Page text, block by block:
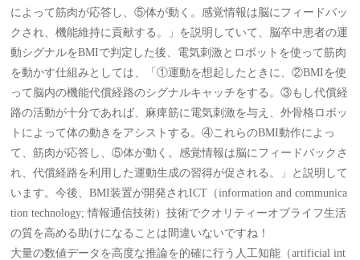
によって筋肉が応答し、⑤体が動く。感覚情報は脳にフィードバッ
クされ、機能維持に貢献する。」を説明していて、脳卒中患者の運
動シグナルをBMIで判定した後、電気刺激とロボットを使って筋肉
を動かす仕組みとしては、「①運動を想起したときに、②BMIを使
って脳内の機能代償経路のシグナルキャッチをする。③もし代償経
路の活動が十分であれば、麻痺筋に電気刺激を与え、外骨格ロボッ
トによって体の動きをアシストする。④これらのBMI動作によっ
て、筋肉が応答し、⑤体が動く。感覚情報は脳にフィードバックさ
れ、代償経路を利用した運動生成の習得が促される。」と説明して
います。今後、BMI装置が開発されICT（information and communica
tion technology; 情報通信技術）技術でクオリティーオブライフ生活
の質を高める助けになることは間違いないですね！
大量の数値データを高度な推論を的確に行う人工知能（artificial int